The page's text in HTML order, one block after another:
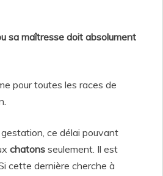
sa maîtresse doit absolument
pour toutes les races de
ce délai pouvant
chatons seulement. Il est
cette dernière cherche à